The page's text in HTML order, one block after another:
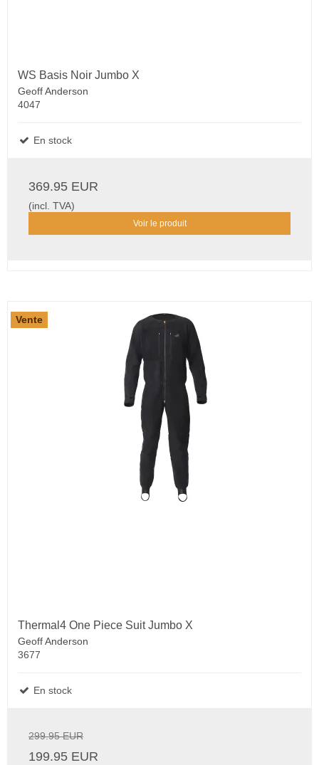
WS Basis Noir Jumbo X
Geoff Anderson
4047
En stock
369.95 EUR
(incl. TVA)
Voir le produit
Vente
Thermal4 One Piece Suit Jumbo X
Geoff Anderson
3677
En stock
299.95 EUR
199.95 EUR